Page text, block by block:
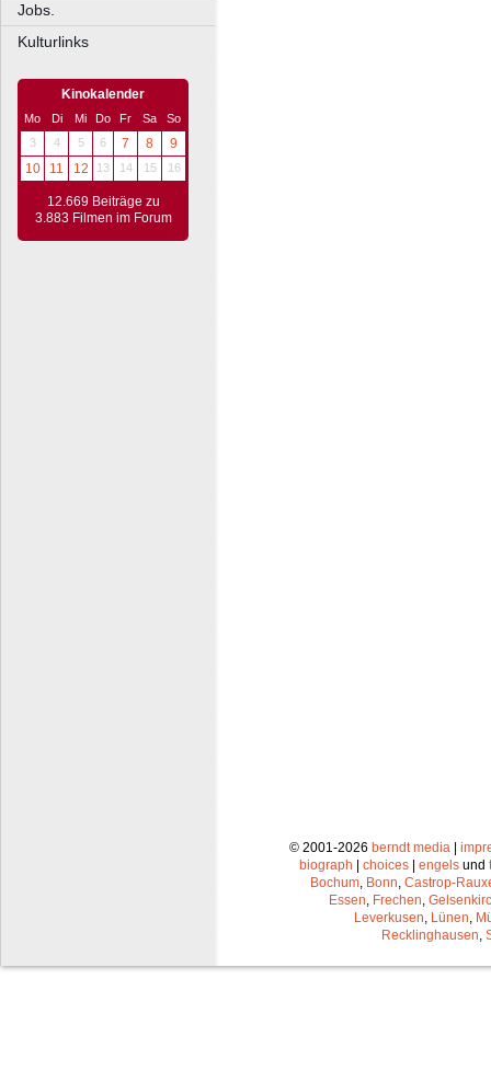
Jobs.
Kulturlinks
Kinokalender
Mo Di Mi Do Fr Sa
So
3
4 5 6 7 8
9
10
11 12 13 14 15 16
12.669 Beiträge zu
3.883 Filmen im Forum
© 2001-2026 berndt media |
biograph | choices | engels und
Bochum Bonn Castrop-
Essen Frechen
Leverkusen Lünen
Recklinghausen